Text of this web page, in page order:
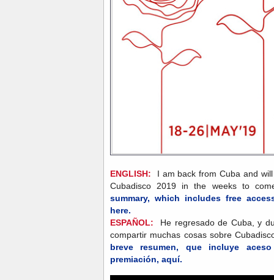
ENGLISH:
I am back from Cuba and
Cubadisco 2019 in the weeks to
summary, which includes free
here.
ESPAÑOL:
He regresado de Cuba, y
compartir muchas cosas sobre
breve resumen, que incluye
premiación, aquí.